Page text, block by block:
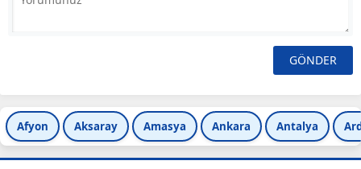
Afyon Aksaray Amasya Ankara Antalya